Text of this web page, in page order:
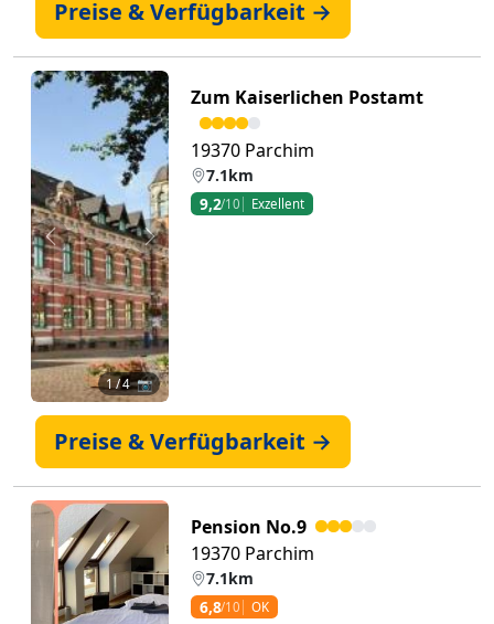
Preise & Verfügbarkeit →
Zurück Weiter
1/ 4 📷
Zum Kaiserlichen Postamt
19370 Parchim
7.1km
9,2/10 Exzellent
Preise & Verfügbarkeit →
Pension No.9
19370 Parchim
7.1km
6,8/10 OK